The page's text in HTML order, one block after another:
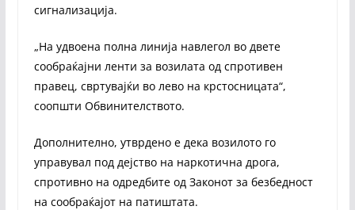
сигнализација.
„На удвоена полна линија навлегол во двете
сообраќајни ленти за возилата од спротивен
правец, свртувајќи во лево на крстосницата“,
соопшти Обвинителството.
Дополнително, утврдено е дека возилото го
управувал под дејство на наркотична дрога,
спротивно на одредбите од Законот за безбедност
на сообраќајот на патиштата.